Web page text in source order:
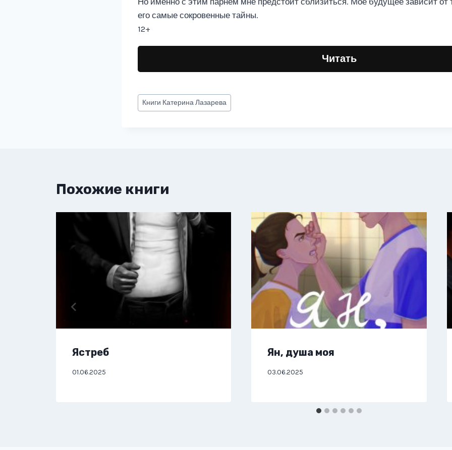
его самые сокровенные тайны.
12+
Читать
Метки
записи:
Книги Катерина Лазарева
Похожие книги
Ястреб
01.06.2025
Ян, душа моя
03.06.2025